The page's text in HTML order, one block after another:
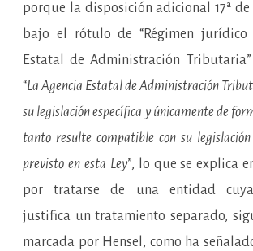
porque la disposición adicional 17ª de
bajo el rótulo de “Régimen jurídico
Estatal de Administración
“La Agencia Estatal de Administración
su legislación específica y únicamente de
tanto resulte compatible con su
previsto en esta Ley”, lo que se explica
por tratarse de una entidad
justifica un tratamiento separado,
marcada por Hensel, como ha